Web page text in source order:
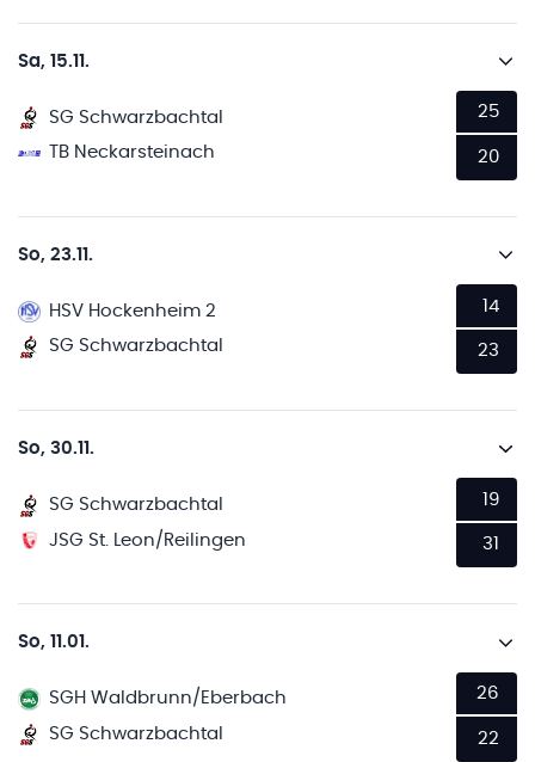
Sa, 15.11.
SG Schwarzbachtal
TB Neckarsteinach
25
20
So, 23.11.
HSV Hockenheim 2
SG Schwarzbachtal
14
23
So, 30.11.
SG Schwarzbachtal
JSG St. Leon/Reilingen
19
31
So, 11.01.
SGH Waldbrunn/Eberbach
SG Schwarzbachtal
26
22